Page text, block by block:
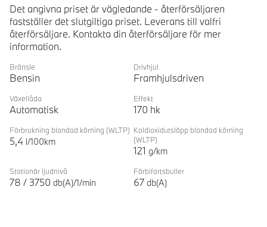
Det angivna priset är vägledande - återförsäljaren
fastställer det slutgiltiga priset. Leverans till valfri
återförsäljare. Kontakta din återförsäljare för mer
information.
Bränsle
Bensin
Drivhjul
Framhjulsdriven
Växellåda
Automatisk
Effekt
170 hk
Förbrukning blandad körning (WLTP)
5,4 l/100km
Koldioxidutsläpp blandad körning
(WLTP)
121 g/km
Stationär ljudnivå
78 / 3750 db(A)/1/min
Förbifartsbuller
67 db(A)